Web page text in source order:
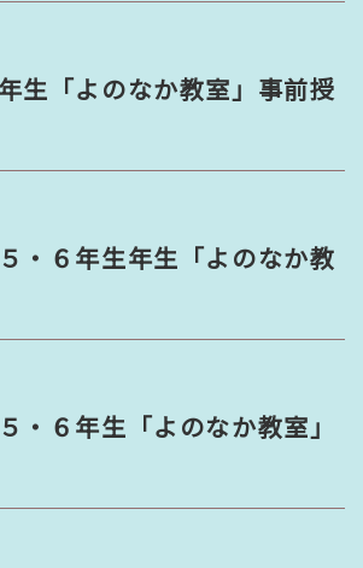
生「よのなか教室」事前授
・６年生年生「よのなか教
・６年生「よのなか教室」